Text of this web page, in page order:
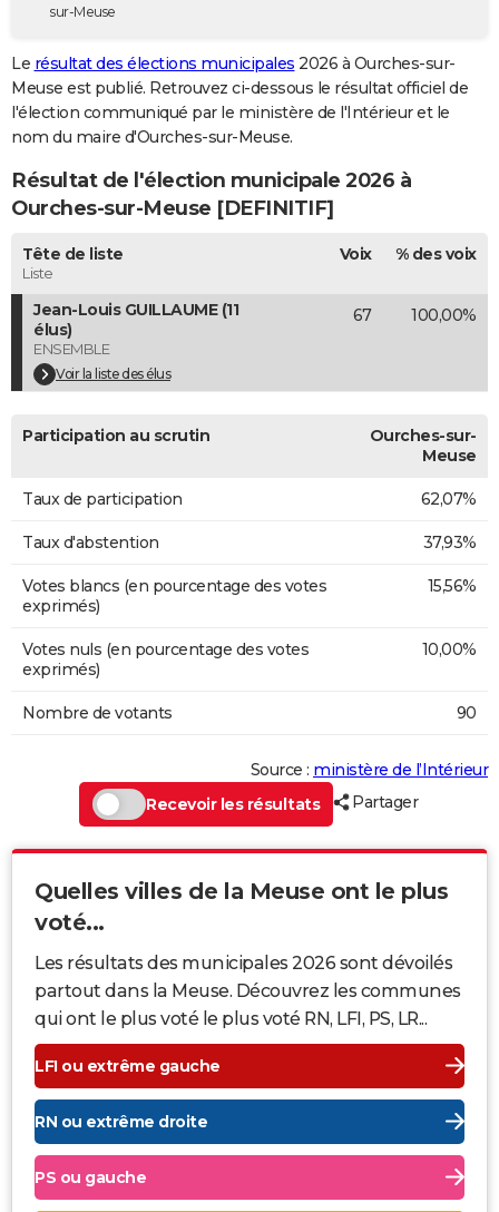
Destinations
City break
Voyage nature
Voyage de noces
Forum
GUIDES D'ACHAT
BONS PLANS
Carte de Noël
Carte Bonne année
Carte Saint-Valentin
Carte Pâques
Carte d'anniversaire
DICTIONNAIRE
Dictionnaire
Biographies
Citations
Expressions
Proverbes
PROGRAMME TV
COPAINS D'AVANT
S'inscrire
Se connecter
Lycées
Collèges
Primaires
Universités
Entreprises
Service militaire
Avis de recherche
AVIS DE DÉCÈS
FORUM
Bricolage
Lifestyle
Culture
Sport
Auto
Television
Voyage
Cinema
sur-Meuse
Le résultat des élections municipales 2026 à Ourches-sur-
Meuse est publié. Retrouvez ci-dessous le résultat officiel de
l'élection communiqué par le ministère de l'Intérieur et le
nom du maire d'Ourches-sur-Meuse.
Résultat de l'élection municipale 2026 à
Ourches-sur-Meuse [DEFINITIF]
Tête de liste
Liste
Voix % des voix
Jean-Louis GUILLAUME (11
élus)
ENSEMBLE
Voir la liste des élus
67 100,00%
Participation au scrutin
Ourches-sur-
Meuse
Taux de participation 62,07%
Taux d'abstention 37,93%
Votes blancs (en pourcentage des votes
exprimés)
15,56%
Votes nuls (en pourcentage des votes
exprimés)
10,00%
Nombre de votants 90
Source : ministère de l’Intérieur
Recevoir les résultats
Partager
Quelles villes de la Meuse ont le plus
voté...
Les résultats des municipales 2026 sont dévoilés
partout dans la Meuse. Découvrez les communes
qui ont le plus voté le plus voté RN, LFI, PS, LR...
LFI ou extrême gauche
RN ou extrême droite
PS ou gauche